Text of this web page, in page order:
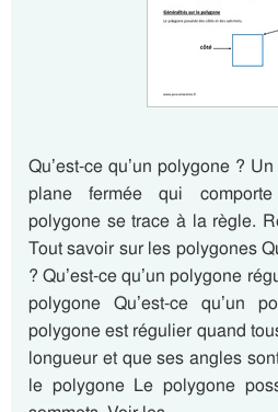
Qu’est-ce qu’un polygone ?
plane fermée qui
polygone se trace à la règle.
Tout savoir sur les polygones
? Qu’est-ce qu’un polygone
polygone Qu’est-ce qu’un
polygone est régulier quand
longueur et que ses angles
le polygone Le polygone